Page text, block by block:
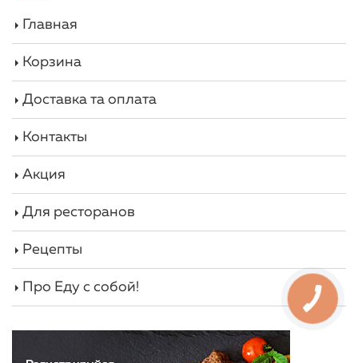
Главная
Корзина
Доставка та оплата
Контакты
Акция
Для ресторанов
Рецепты
Про Еду с собой!